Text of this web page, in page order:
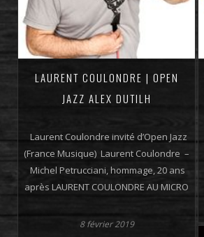
LAURENT COULONDRE | OPEN
JAZZ ALEX DUTILH
Laurent Coulondre invité d’Open Jazz
(France Musique) Laurent Coulondre –
Michel Petrucciani, hommage, 20 ans
après LAURENT COULONDRE AU MICRO
8 février 2019